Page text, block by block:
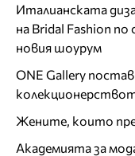
Италианската
на Bridal Fashion по
новия шоурум
ONE Gallery
Жените, които
Академията за